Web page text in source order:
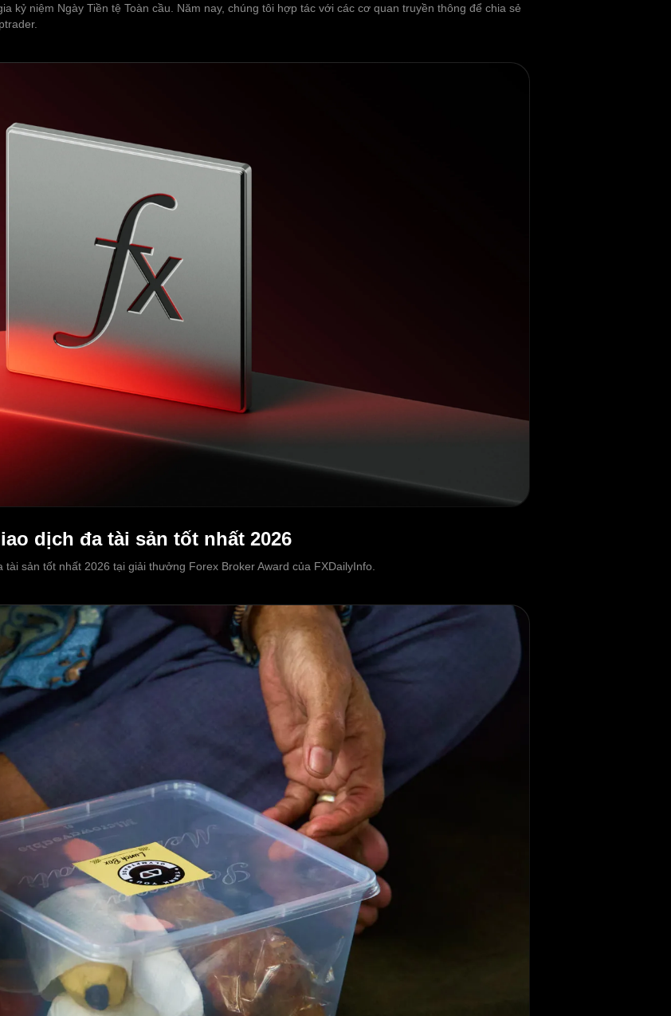
kỷ niệm Ngày Tiền tệ Toàn cầu. Năm nay, chúng tôi hợp tác với các cơ quan truyền thông để chia sẻ
dịch đa tài sản tốt nhất 2026
sản tốt nhất 2026 tại giải thưởng Forex Broker Award của FXDailyInfo.